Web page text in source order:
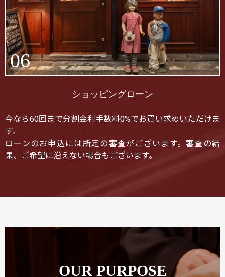
06
ショッピングローン
今なら60回まで分割金利手数料0%でお買い求めいただけま
す。
ローンのお申込には所定の審査がございます。審査の結
果、ご希望に沿えない場合もございます。
OUR PURPOSE